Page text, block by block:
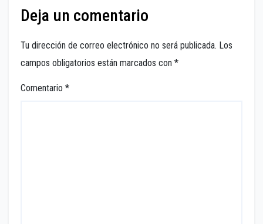
Deja un comentario
Tu dirección de correo electrónico no será publicada. Los
campos obligatorios están marcados con *
Comentario *